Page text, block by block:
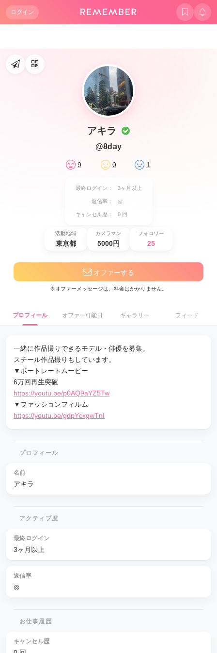
ログイン
アキラ
@8day
9 0 1
最終ログイン： 3ヶ月以上
返信率： ◎
キャンセル歴： 0 回
活動地域
東京都
カメラマン
5000円
フォロワー
25
オファーする
※オファーメッセージは、料金はかかりません。
プロフィール オファー可能日 ギャラリー フィード
一緒に作品撮りできるモデル・俳優を募集。
スチール作品撮りもしています。
▼ポートレートムービー
6万回再生突破
https://youtu.be/p0AQ9aYZ5Tw
▼ファッションフィルム
https://youtu.be/gdpYcxgwTnI
プロフィール
名前
アキラ
アクティブ度
最終ログイン
3ヶ月以上
返信率
◎
お仕事履歴
キャンセル歴